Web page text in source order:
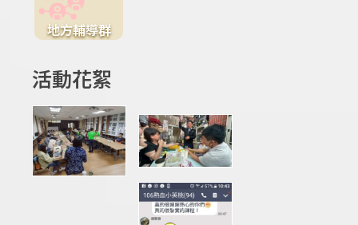
地方輔導群
活動花絮